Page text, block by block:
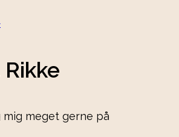
mig meget gerne på